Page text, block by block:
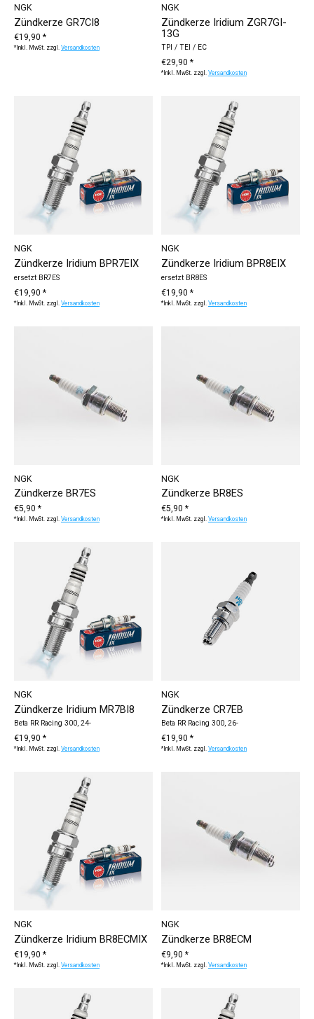
NGK
Zündkerze GR7CI8
€19,90 *
*Inkl. MwSt. zzgl.Versandkosten
NGK
Zündkerze Iridium ZGR7GI-
13G
TPI / TEI / EC
€29,90 *
*Inkl. MwSt. zzgl.Versandkosten
NGK
Zündkerze Iridium BPR7EIX
ersetzt BR7ES
€19,90 *
*Inkl. MwSt. zzgl.Versandkosten
NGK
Zündkerze Iridium BPR8EIX
ersetzt BR8ES
€19,90 *
*Inkl. MwSt. zzgl.Versandkosten
NGK
Zündkerze BR7ES
€5,90 *
*Inkl. MwSt. zzgl.Versandkosten
NGK
Zündkerze BR8ES
€5,90 *
*Inkl. MwSt. zzgl.Versandkosten
NGK
Zündkerze Iridium MR7BI8
Beta RR Racing 300, 24-
€19,90 *
*Inkl. MwSt. zzgl.Versandkosten
NGK
Zündkerze CR7EB
Beta RR Racing 300, 26-
€19,90 *
*Inkl. MwSt. zzgl.Versandkosten
NGK
Zündkerze Iridium BR8ECMIX
€19,90 *
*Inkl. MwSt. zzgl.Versandkosten
NGK
Zündkerze BR8ECM
€9,90 *
*Inkl. MwSt. zzgl.Versandkosten